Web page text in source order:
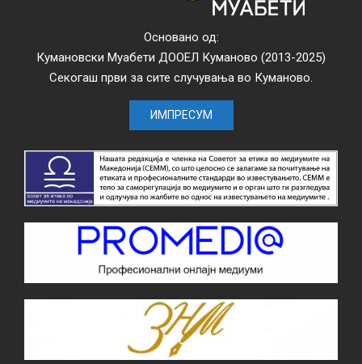
Основано од:
Кумановски Муабети ДООЕЛ Куманово (2013-2025)
Секогаш први за сите случувања во Куманово.
ИМПРЕСУМ